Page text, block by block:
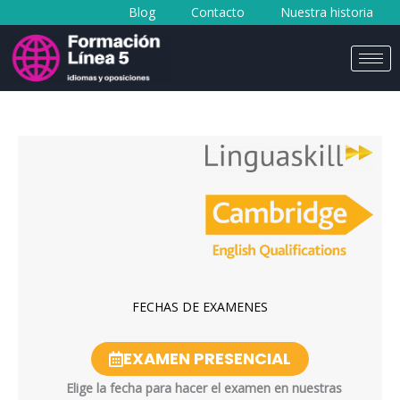
contenido
Blog Contacto Nuestra historia
FECHAS DE EXAMENES
EXAMEN PRESENCIAL
Elige la fecha para hacer el examen en nuestras